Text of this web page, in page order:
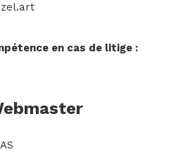
en cas de litige :